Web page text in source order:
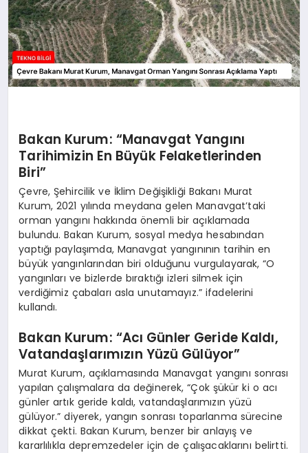
Bakan Kurum: “Manavgat Yangını
Tarihimizin En Büyük Felaketlerinden
Biri”
Çevre, Şehircilik ve İklim Değişikliği Bakanı Murat
Kurum, 2021 yılında meydana gelen Manavgat’taki
orman yangını hakkında önemli bir açıklamada
bulundu. Bakan Kurum, sosyal medya hesabından
yaptığı paylaşımda, Manavgat yangınının tarihin en
büyük yangınlarından biri olduğunu vurgulayarak, “O
yangınları ve bizlerde bıraktığı izleri silmek için
verdiğimiz çabaları asla unutamayız.” ifadelerini
kullandı.
Bakan Kurum: “Acı Günler Geride Kaldı,
Vatandaşlarımızın Yüzü Gülüyor”
Murat Kurum, açıklamasında Manavgat yangını sonrası
yapılan çalışmalara da değinerek, “Çok şükür ki o acı
günler artık geride kaldı, vatandaşlarımızın yüzü
gülüyor.” diyerek, yangın sonrası toparlanma sürecine
dikkat çekti. Bakan Kurum, benzer bir anlayış ve
kararlılıkla depremzedeler için de çalışacaklarını belirtti.